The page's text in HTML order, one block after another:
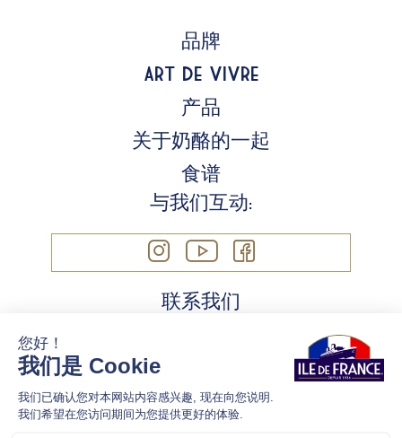
品牌
Art de Vivre
产品
关于奶酪的一起
食谱
与我们互动:
联系我们
Cookie 政策
法律信息
隱私政策